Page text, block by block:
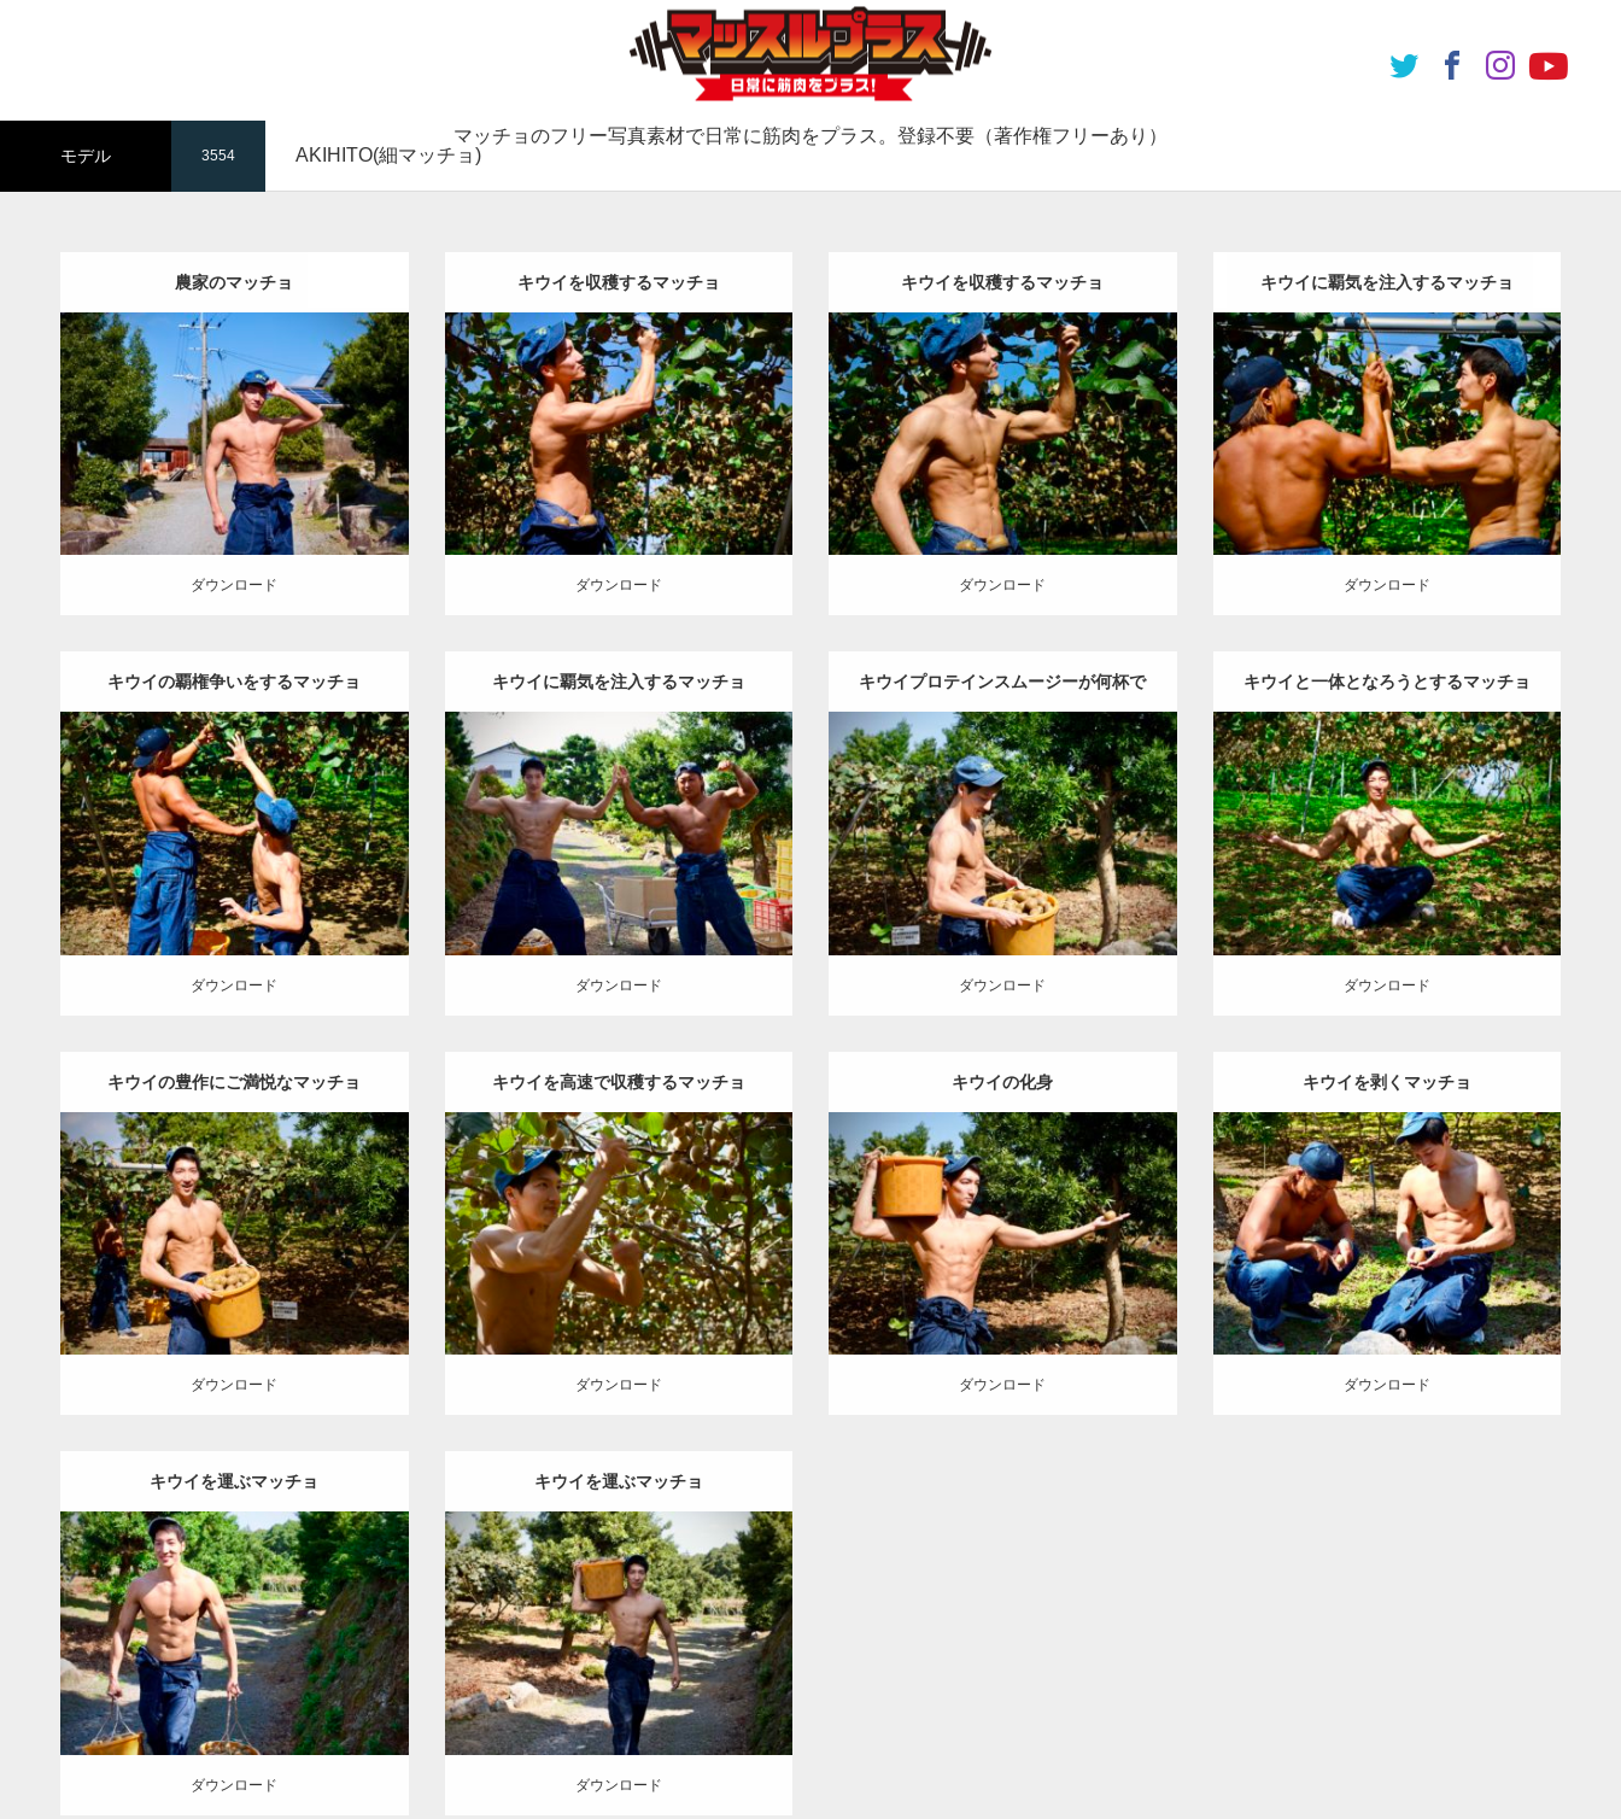
マッチョのフリー写真素材で日常に筋肉をプラス。登録不要（著作権フリーあり）
モデル 3554 AKIHITO(細マッチョ)
農家のマッチョ
Update:2023.02.11
Category: キウイ農家のマッチョ その他
AKIHITO(細マッチョ) 腹筋 唐津 (佐賀)
ダウンロード
ダウンロード
キウイを収穫するマッチョ
Update:2023.02.11
Category:キウイ農家のマッチョ その他
AKIHITO(細マッチョ) 肩 上腕三頭筋 背
中 唐津 (佐賀)
ダウンロード
ダウンロード
キウイを収穫するマッチョ
Update:2023.02.11
Category:キウイ農家のマッチョ その他
AKIHITO(細マッチョ) 大胸筋 肩 腹筋
唐津 (佐賀)
ダウンロード
ダウンロード
キウイに覇気を注入するマッチョ
Update:2023.02.11
Category:キウイ農家のマッチョ その他
ONIKKY(デカいよ)AKIHITO(細マッチ
ョ) 背中 肩 唐津 (佐賀)
ダウンロード
ダウンロード
キウイの覇権争いをするマッチョ
Update:2023.02.11
Category:キウイ農家のマッチョ その他
AKIHITO(細マッチョ) ONIKKY(デカい
よ) 上腕三頭筋 背中 肩 唐津 (佐賀)
ダウンロード
ダウンロード
キウイに覇気を注入するマッチョ
Update:2023.02.11
Category:キウイ農家のマッチョ その他
ONIKKY(デカいよ)AKIHITO(細マッチ
ョ) 上腕三頭筋 腹筋 唐津 (佐賀)
ダウンロード
ダウンロード
キウイプロテインスムージーが何杯で
きるか想像してニヤつくマッチョ
Update:2023.02.11
Category:キウイ農家のマッチョ その他
AKIHITO(細マッチョ) 肩 腹筋 上腕三頭
筋 唐津 (佐賀)
ダウンロード
ダウンロード
キウイと一体となろうとするマッチョ
Update:2023.02.11
Category:キウイ農家のマッチョ その他
AKIHITO(細マッチョ) 唐津 (佐賀)
ダウンロード
ダウンロード
キウイの豊作にご満悦なマッチョ
Update:2023.02.11
Category:キウイ農家のマッチョ その他
AKIHITO(細マッチョ) 大胸筋 肩 腹筋
唐津 (佐賀)
ダウンロード
ダウンロード
キウイを高速で収穫するマッチョ
Update:2023.02.11
Category:キウイ農家のマッチョ その他
AKIHITO(細マッチョ) 唐津 (佐賀)
ダウンロード
ダウンロード
キウイの化身
Update:2023.02.11
Category:
キウイ農家のマッチョ その他
AKIHITO(細マッチョ) 腹筋 唐津 (佐賀)
ダウンロード
ダウンロード
キウイを剥くマッチョ
Update:2023.02.11
Category:キウイ農家のマッチョ その他
ONIKKY(デカいよ)AKIHITO(細マッチ
ョ) 腹筋 大胸筋 唐津 (佐賀)
ダウンロード
ダウンロード
キウイを運ぶマッチョ
Update:2023.02.11
Category:キウイ農家のマッチョ その他
AKIHITO(細マッチョ) 大胸筋 腹筋 唐津
(佐賀)
ダウンロード
ダウンロード
キウイを運ぶマッチョ
Update:2023.02.11
Category:キウイ農家のマッチョ その他
AKIHITO(細マッチョ) 腹筋 唐津 (佐賀)
ダウンロード
ダウンロード